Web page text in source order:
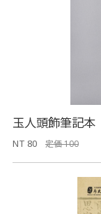
玉人頭飾筆記本
NT 80 定価 100